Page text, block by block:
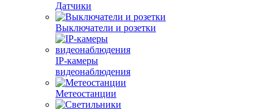
Датчики
Выключатели и розетки
IP-камеры
видеонаблюдения
Метеостанции